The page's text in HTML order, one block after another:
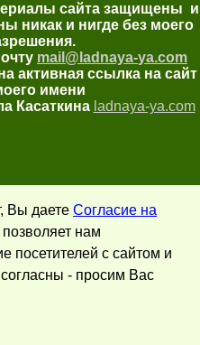
сайта защищены и
никак и нигде без моего
mail@ladnaya-ya.com
активная ссылка на сайт
имени
Касаткина ladnaya-ya.com
Вы даете Согласие на
нам
посетителей с сайтом и
- просим Вас